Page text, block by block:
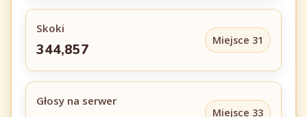
Skoki
344,857
Miejsce 31
Głosy na serwer
Miejsce 33